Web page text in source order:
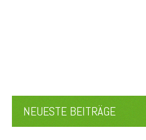
NEUESTE BEITRÄGE